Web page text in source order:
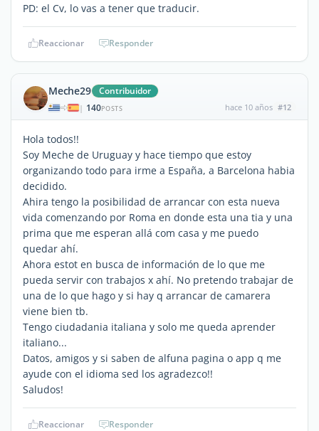
PD: el Cv, lo vas a tener que traducir.
Reaccionar Responder
Meche29 Contribuidor
| 140POSTS hace 10 años #12
Hola todos!!
Soy Meche de Uruguay y hace tiempo que estoy
organizando todo para irme a España, a Barcelona habia
decidido.
Ahira tengo la posibilidad de arrancar con esta nueva
vida comenzando por Roma en donde esta una tia y una
prima que me esperan allá com casa y me puedo
quedar ahí.
Ahora estot en busca de información de lo que me
pueda servir con trabajos x ahí. No pretendo trabajar de
una de lo que hago y si hay q arrancar de camarera
viene bien tb.
Tengo ciudadania italiana y solo me queda aprender
italiano...
Datos, amigos y si saben de alfuna pagina o app q me
ayude con el idioma sed los agradezco!!
Saludos!
Reaccionar Responder